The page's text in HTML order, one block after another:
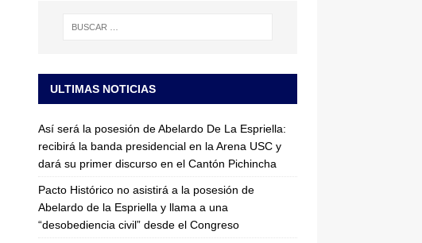
ULTIMAS NOTICIAS
Así será la posesión de Abelardo De La Espriella:
recibirá la banda presidencial en la Arena USC y
dará su primer discurso en el Cantón Pichincha
Pacto Histórico no asistirá a la posesión de
Abelardo de la Espriella y llama a una
“desobediencia civil” desde el Congreso